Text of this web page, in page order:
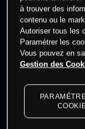
Les prix sont
dernières
à trouver des
contenu ou le
Autoriser tous les
Paramétrer les
Vous pouvez en
Gestion des